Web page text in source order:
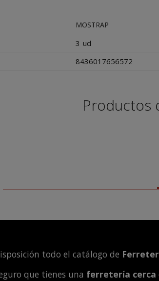
MOSTRAP
3 ud
8436017656572
Productos
todo el catálogo de
que tienes una ferretería cerca